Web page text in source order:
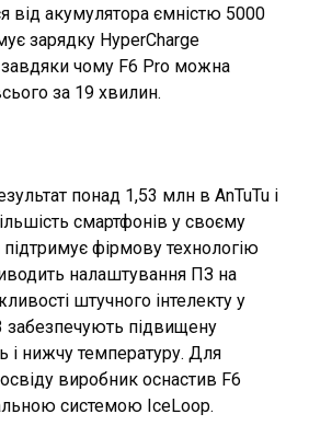
від акумулятора ємністю 5000
зарядку HyperCharge
чому F6 Pro можна
за 19 хвилин.
понад 1,53 млн в AnTuTu і
смартфонів у своєму
фірмову технологію
налаштування ПЗ на
штучного інтелекту у
забезпечують підвищену
і нижчу температуру. Для
виробник оснастив F6
системою IceLoop.